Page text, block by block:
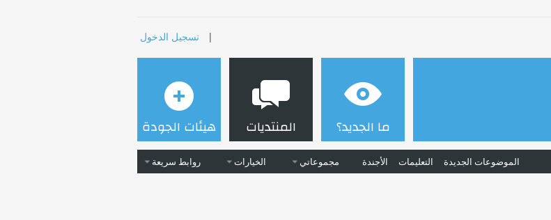
| تسجيل الدخول
ما الجديد؟ المنتديات
الموضوعات الجديدة التعليمات الأجندة مجموعاتي الخيارات روابط سريعة
هيئات الجودة